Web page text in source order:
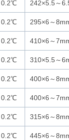
0.2℃ 242×5.5～
0.2℃ 295×6～
0.2℃ 410×6～
0.2℃ 310×5.5～
0.2℃ 400×6～
0.2℃ 400×6～
0.2℃ 315×6～
0.2℃ 445×6～